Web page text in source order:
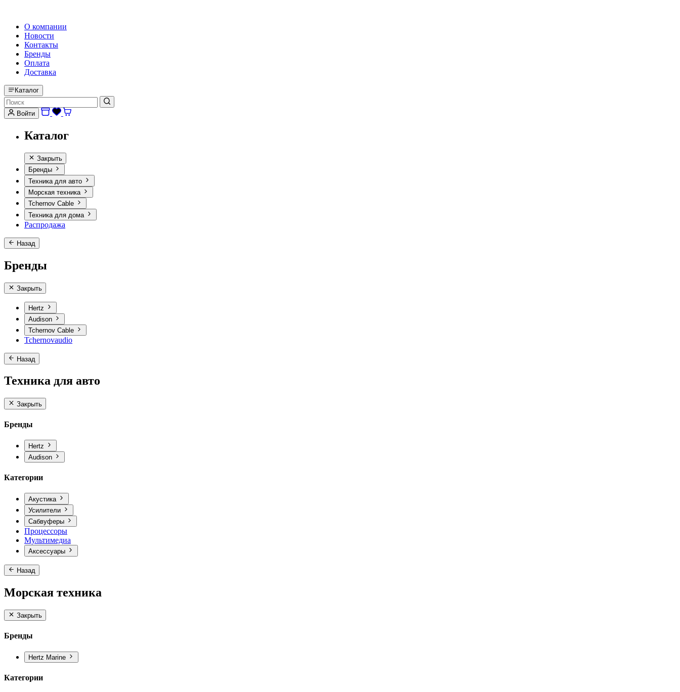
О компании
Новости
Контакты
Бренды
Оплата
Доставка
Каталог
Войти
Каталог
Закрыть
Бренды
Техника для авто
Морская техника
Tchernov Cable
Техника для дома
Распродажа
Назад
Бренды
Закрыть
Hertz
Audison
Tchernov Cable
Tchernovaudio
Назад
Техника для авто
Закрыть
Бренды
Hertz
Audison
Категории
Акустика
Усилители
Сабвуферы
Процессоры
Мультимедиа
Аксессуары
Назад
Морская техника
Закрыть
Бренды
Hertz Marine
Категории